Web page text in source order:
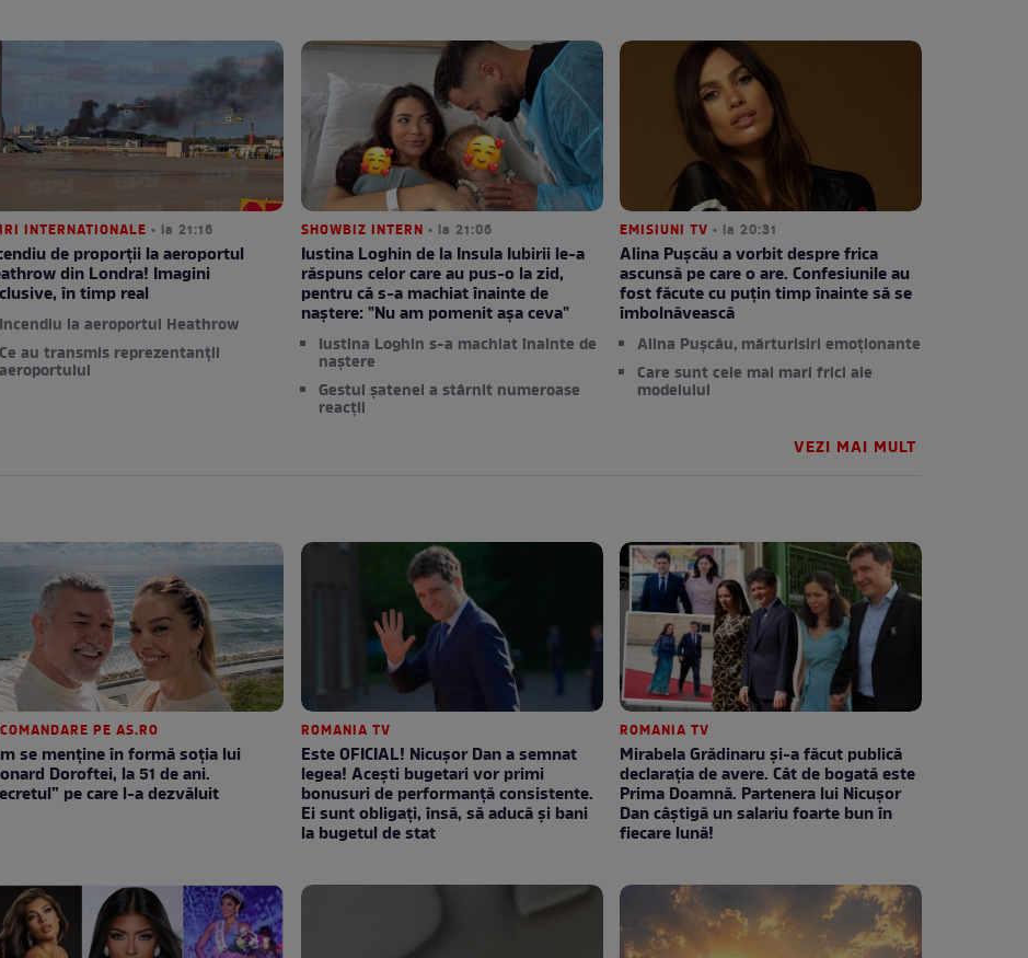
INTERNATIONALE • la 21:16
de proporții la aeroportul
din Londra! Imagini
în timp real
Incendiu la aeroportul Heathrow
Ce au transmis reprezentanții
aeroportului
SHOWBIZ INTERN • la 21:06
Iustina Loghin de la Insula Iubirii le-a
răspuns celor care au pus-o la zid,
pentru că s-a machiat înainte de
naștere: "Nu am pomenit așa ceva"
Iustina Loghin s-a machiat înainte de
naștere
Gestul șatenei a stârnit numeroase
reacții
EMISIUNI TV • la 20:31
Alina Pușcău a vorbit despre frica
ascunsă pe care o are. Confesiunile au
fost făcute cu puțin timp înainte să se
îmbolnăvească
Alina Pușcău, mărturisiri emoționante
Care sunt cele mai mari frici ale
modelului
VEZI MAI MULT
PE AS.RO
se menţine în formă soţia lui
Doroftei, la 51 de ani.
pe care l-a dezvăluit
ROMANIA TV
Este OFICIAL! Nicușor Dan a semnat
legea! Acești bugetari vor primi
bonusuri de performanță consistente.
Ei sunt obligați, însă, să aducă și bani
la bugetul de stat
ROMANIA TV
Mirabela Grădinaru și-a făcut publică
declarația de avere. Cât de bogată este
Prima Doamnă. Partenera lui Nicușor
Dan câștigă un salariu foarte bun în
fiecare lună!